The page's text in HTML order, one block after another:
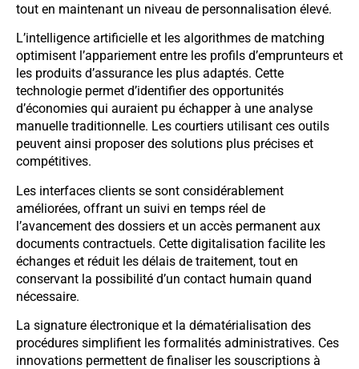
tout en maintenant un niveau de personnalisation élevé.
L’intelligence artificielle et les algorithmes de matching
optimisent l’appariement entre les profils d’emprunteurs et
les produits d’assurance les plus adaptés. Cette
technologie permet d’identifier des opportunités
d’économies qui auraient pu échapper à une analyse
manuelle traditionnelle. Les courtiers utilisant ces outils
peuvent ainsi proposer des solutions plus précises et
compétitives.
Les interfaces clients se sont considérablement
améliorées, offrant un suivi en temps réel de
l’avancement des dossiers et un accès permanent aux
documents contractuels. Cette digitalisation facilite les
échanges et réduit les délais de traitement, tout en
conservant la possibilité d’un contact humain quand
nécessaire.
La signature électronique et la dématérialisation des
procédures simplifient les formalités administratives. Ces
innovations permettent de finaliser les souscriptions à